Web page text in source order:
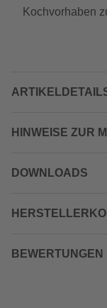
Kochvorhaben
HINWEISE ZUR
DOWNLOADS
BEWERTUNGEN